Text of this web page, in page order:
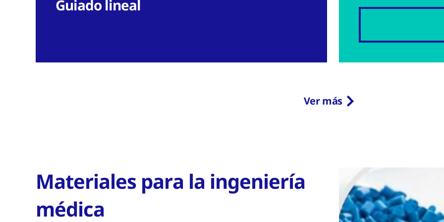
Guiado lineal
Ver más
Materiales para la ingeniería
médica